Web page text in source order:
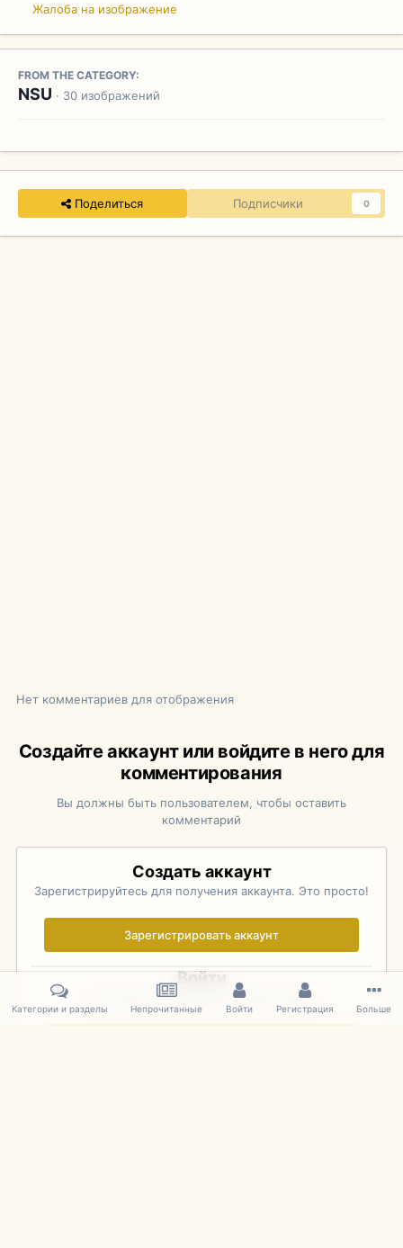
Жалоба на изображение
FROM THE CATEGORY:
NSU · 30 изображений
Поделиться Подписчики 0
Нет комментариев для отображения
Создайте аккаунт или войдите в него для
комментирования
Вы должны быть пользователем, чтобы оставить
комментарий
Создать аккаунт
Зарегистрируйтесь для получения аккаунта. Это просто!
Зарегистрировать аккаунт
Войти
Уже зарегистрированы? Войдите здесь.
Категории и разделы Непрочитанные Войти Регистрация Больше